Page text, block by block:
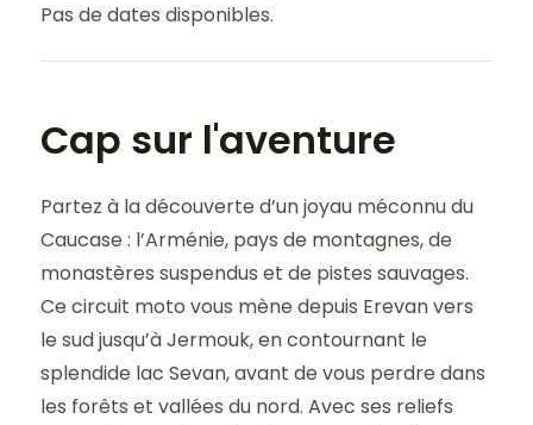
Pas de dates disponibles.
Cap sur l'aventure
Partez à la découverte d’un joyau méconnu du
Caucase : l’Arménie, pays de montagnes, de
monastères suspendus et de pistes sauvages.
Ce circuit moto vous mène depuis Erevan vers
le sud jusqu’à Jermouk, en contournant le
splendide lac Sevan, avant de vous perdre dans
les forêts et vallées du nord. Avec ses reliefs